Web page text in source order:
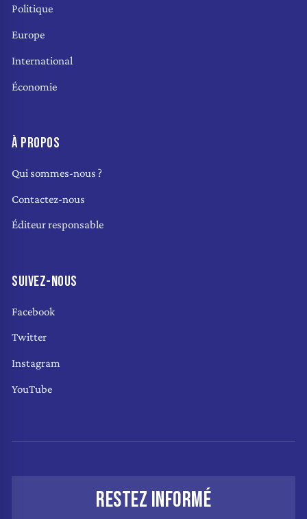
Politique
Europe
International
Économie
À PROPOS
Qui sommes-nous ?
Contactez-nous
Éditeur responsable
SUIVEZ-NOUS
Facebook
Twitter
Instagram
YouTube
RESTEZ INFORMÉ